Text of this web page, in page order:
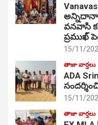
వనవాసి
ప్రముఖ్
15/11/
తాజా వార్తలు
ADA
15/11/
తాజా వార్తలు